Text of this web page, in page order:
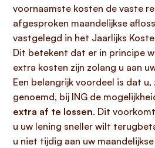
voornaamste kosten de vaste
afgesproken maandelijkse
vastgelegd in het Jaarlijks
Dit betekent dat er in principe
extra kosten zijn zolang u aan
Een belangrijk voordeel is dat u,
genoemd, bij ING de
extra af te lossen. Dit
u uw lening sneller wilt
u niet tijdig aan uw maandelijkse